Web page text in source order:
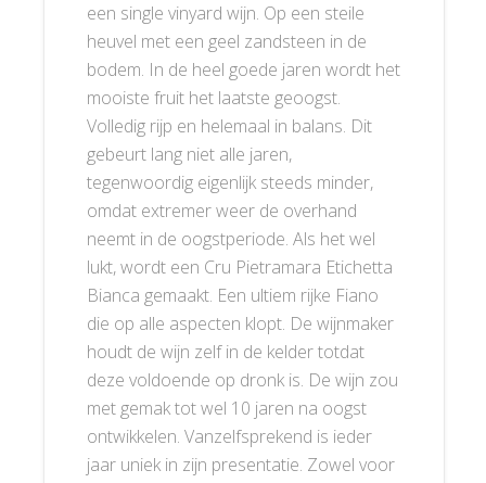
een single vinyard wijn. Op een steile
heuvel met een geel zandsteen in de
bodem. In de heel goede jaren wordt het
mooiste fruit het laatste geoogst.
Volledig rijp en helemaal in balans. Dit
gebeurt lang niet alle jaren,
tegenwoordig eigenlijk steeds minder,
omdat extremer weer de overhand
neemt in de oogstperiode. Als het wel
lukt, wordt een Cru Pietramara Etichetta
Bianca gemaakt. Een ultiem rijke Fiano
die op alle aspecten klopt. De wijnmaker
houdt de wijn zelf in de kelder totdat
deze voldoende op dronk is. De wijn zou
met gemak tot wel 10 jaren na oogst
ontwikkelen. Vanzelfsprekend is ieder
jaar uniek in zijn presentatie. Zowel voor